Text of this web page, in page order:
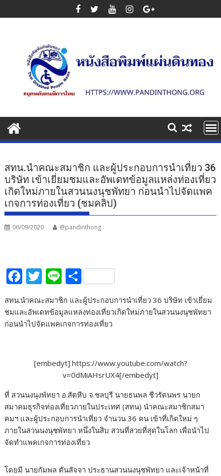
to
สทน.นำคณะสมาชิก และผู้ประกอบการนำเที่ยว 36
บริษัท เข้าเยี่ยมชมและอัพเดทข้อมูลแหล่งท่องเที่ยว
เกิดใหม่ภายในสวนนงนุชพัทยา ก่อนนำไปจัดแพค
เกจการท่องเที่ยว (ชมคลิป)
06/09/2020 @pandinthong
F
ac
e
b
T
itt
er
Li
n
e
S
h
ar
e
สทน.นำคณะสมาชิก และผู้ประกอบการนำเที่ยว 36 บริษัท เข้าเยี่ยม
ชมและอัพเดทข้อมูลแหล่งท่องเที่ยวเกิดใหม่ภายในสวนนงนุชพัทยา
ก่อนนำไปจัดแพคเกจการท่องเที่ยว
[embedyt] https://www.youtube.com/watch?
v=0dMiAHsrUX4[/embedyt]
ที่ สวนนงนุงพัทยา อ.สัตหีบ จ.ชลบุรี นายธนพล ชีวรัตนพร นายก
สมาคมธุรกิจท่องเที่ยวภายในประเทศ (สทน) นำคณะสมาชิกสมา
คมฯ และผู้ประกอบการนำเที่ยว จำนวน 36 คน เข้าที่เกิดใหม่ ๆ
ภายในสวนนงนุชพัทยา หนึ่งในสิบ สวนที่สวยที่สุดในโลก เพื่อนำไป
จัดทำแพคเกจการท่องเที่ยว
โดยมี นายกัมพล ตันสัจจา ประธานสวนนงนุชพัทยา และเจ้าหน้าที่